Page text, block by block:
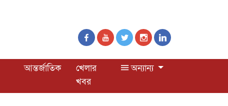
আন্তর্জাতিক
খেলার
খবর
অন্যান্য